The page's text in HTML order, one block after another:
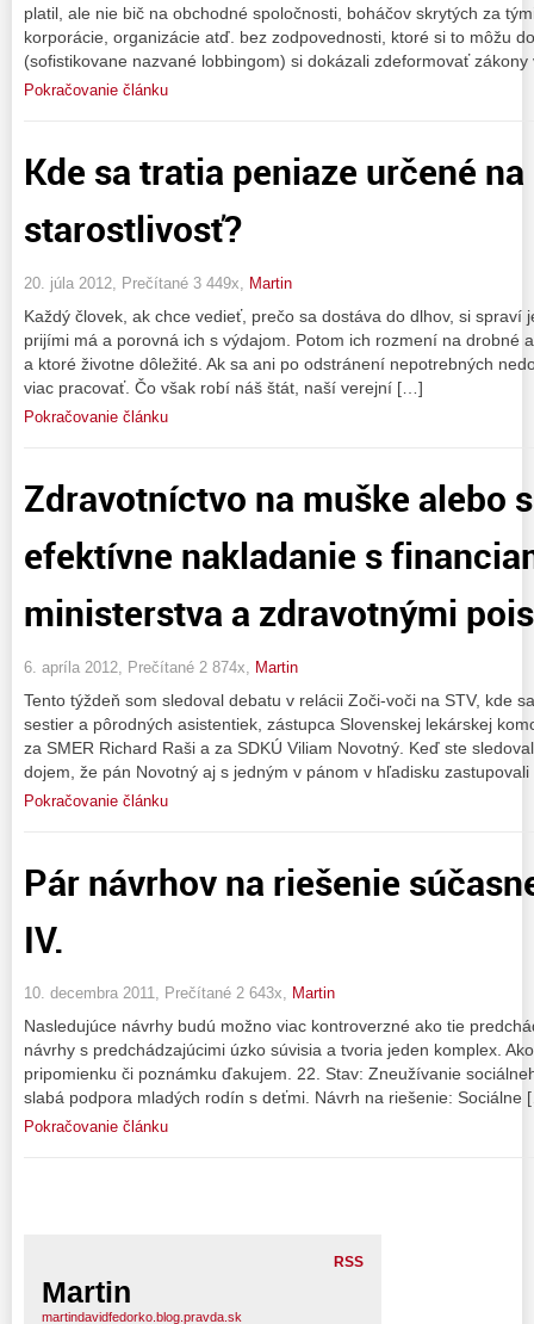
platil, ale nie bič na obchodné spoločnosti, boháčov skrytých za
korporácie, organizácie atď. bez zodpovednosti, ktoré si to môžu
(sofistikovane nazvané lobbingom) si dokázali zdeformovať
Pokračovanie článku
Kde sa tratia peniaze určené
starostlivosť?
20. júla 2012, Prečítané 3 449x, Martin
Každý človek, ak chce vedieť, prečo sa dostáva do dlhov, si spraví
prijími má a porovná ich s výdajom. Potom ich rozmení na drobné
a ktoré životne dôležité. Ak sa ani po odstránení nepotrebných
viac pracovať. Čo však robí náš štát, naší verejní […]
Pokračovanie článku
Zdravotníctvo na muške alebo
efektívne nakladanie s
ministerstva a zdravotnými
6. apríla 2012, Prečítané 2 874x, Martin
Tento týždeň som sledoval debatu v relácii Zoči-voči na STV, kde
sestier a pôrodných asistentiek, zástupca Slovenskej lekárskej
za SMER Richard Raši a za SDKÚ Viliam Novotný. Keď ste
dojem, že pán Novotný aj s jedným v pánom v hľadisku
Pokračovanie článku
Pár návrhov na riešenie
IV.
10. decembra 2011, Prečítané 2 643x, Martin
Nasledujúce návrhy budú možno viac kontroverzné ako tie
návrhy s predchádzajúcimi úzko súvisia a tvoria jeden komplex.
pripomienku či poznámku ďakujem. 22. Stav: Zneužívanie
slabá podpora mladých rodín s deťmi. Návrh na riešenie: Sociálne
Pokračovanie článku
RSS
Martin
martindavidfedorko.blog.pravda.sk